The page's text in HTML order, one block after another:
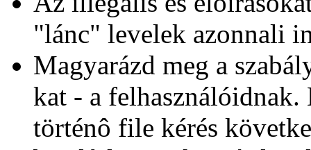
"lánc" levelek azonnali
Magyarázd meg a
kat - a
történô file kérés